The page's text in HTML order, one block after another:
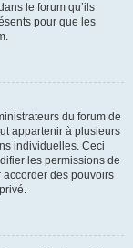
le forum qu’ils
pour que les
du forum de
appartenir à plusieurs
individuelles. Ceci
les permissions de
des pouvoirs